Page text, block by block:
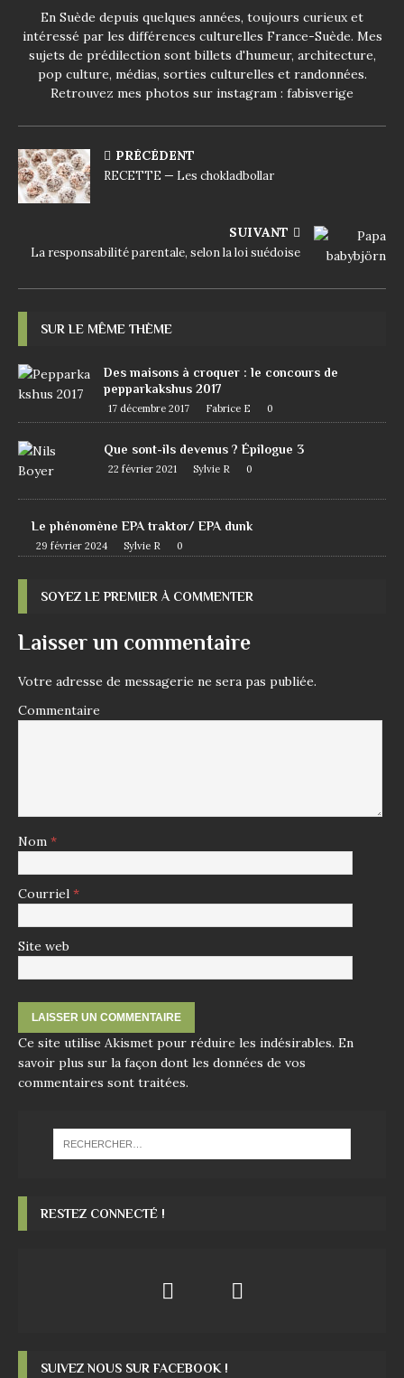
En Suède depuis quelques années, toujours curieux et
intéressé par les différences culturelles France-Suède. Mes
sujets de prédilection sont billets d'humeur, architecture,
pop culture, médias, sorties culturelles et randonnées.
Retrouvez mes photos sur instagram : fabisverige
PRÉCÉDENT
RECETTE — Les chokladbollar
SUIVANT
La responsabilité parentale, selon la loi suédoise
SUR LE MÊME THÈME
Des maisons à croquer : le concours de
pepparkakshus 2017
17 décembre 2017 Fabrice E 0
Que sont-ils devenus ? Épilogue 3
22 février 2021 Sylvie R 0
Le phénomène EPA traktor/ EPA dunk
29 février 2024 Sylvie R 0
SOYEZ LE PREMIER À COMMENTER
Laisser un commentaire
Votre adresse de messagerie ne sera pas publiée.
Commentaire
Nom *
Courriel *
Site web
Ce site utilise Akismet pour réduire les indésirables. En
savoir plus sur la façon dont les données de vos
commentaires sont traitées.
RESTEZ CONNECTÉ !
SUIVEZ NOUS SUR FACEBOOK !